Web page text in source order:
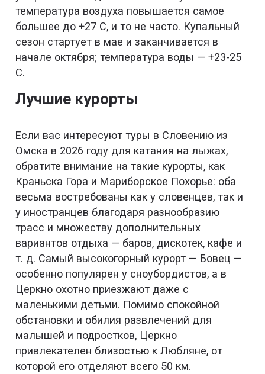
температура воздуха повышается самое
большее до +27 С, и то не часто. Купальный
сезон стартует в мае и заканчивается в
начале октября; температура воды — +23-25
С.
Лучшие курорты
Если вас интересуют туры в Словению из
Омска в 2026 году для катания на лыжах,
обратите внимание на такие курорты, как
Краньска Гора и Мариборское Похорье: оба
весьма востребованы как у словенцев, так и
у иностранцев благодаря разнообразию
трасс и множеству дополнительных
вариантов отдыха — баров, дискотек, кафе и
т. д. Самый высокогорный курорт — Бовец —
особенно популярен у сноубордистов, а в
Церкно охотно приезжают даже с
маленькими детьми. Помимо спокойной
обстановки и обилия развлечений для
малышей и подростков, Церкно
привлекателен близостью к Любляне, от
которой его отделяют всего 50 км.